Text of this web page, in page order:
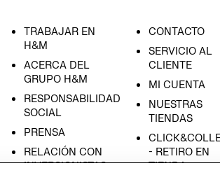
TRABAJAR EN
H&M
ACERCA DEL
GRUPO H&M
RESPONSABILIDAD
SOCIAL
PRENSA
RELACIÓN CON
INVERSIONISTAS
CONTACTO
SERVICIO AL
CLIENTE
MI CUENTA
NUESTRAS
TIENDAS
- RETIRO EN
TIENDA